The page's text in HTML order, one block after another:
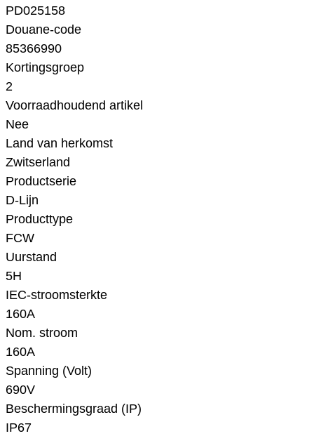
PD025158
Douane-code
85366990
Kortingsgroep
2
Voorraadhoudend artikel
Nee
Land van herkomst
Zwitserland
Productserie
D-Lijn
Producttype
FCW
Uurstand
5H
IEC-stroomsterkte
160A
Nom. stroom
160A
Spanning (Volt)
690V
Beschermingsgraad (IP)
IP67